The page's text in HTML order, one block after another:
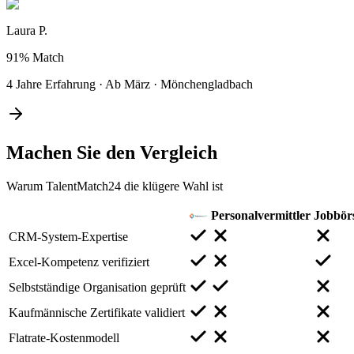
Laura P.
91% Match
4 Jahre Erfahrung · Ab März · Mönchengladbach
Machen Sie den Vergleich
Warum TalentMatch24 die klügere Wahl ist
Personalvermittler
CRM-System-Expertise
Excel-Kompetenz verifiziert
Selbstständige Organisation geprüft
Kaufmännische Zertifikate validiert
Flatrate-Kostenmodell